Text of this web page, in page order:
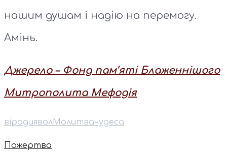
нашим душам і надію на перемогу.
Амінь.
Джерело – Фонд пам’яті Блаженнішого
Митрополита Мефодія
вірадияволМолитвачудеса
Пожертва